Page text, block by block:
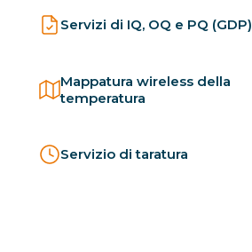
Servizi di IQ, OQ e PQ (GDP)
Mappatura wireless della
temperatura
Servizio di taratura